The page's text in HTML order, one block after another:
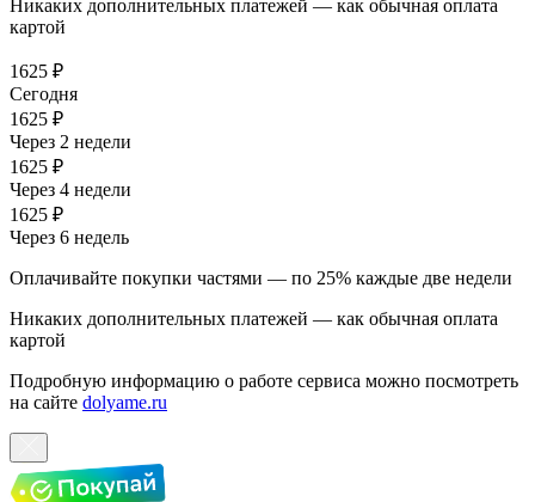
Никаких дополнительных платежей — как обычная оплата
картой
1625 ₽
Сегодня
1625 ₽
Через 2 недели
1625 ₽
Через 4 недели
1625 ₽
Через 6 недель
Оплачивайте покупки частями — по 25% каждые две недели
Никаких дополнительных платежей — как обычная оплата
картой
Подробную информацию о работе сервиса можно посмотреть
на сайте dolyame.ru